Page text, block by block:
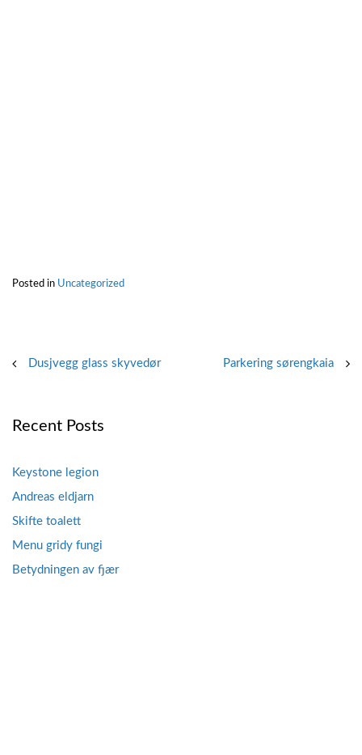
Posted in Uncategorized
PostDusjvegg glass skyvedør Parkering sørengkaia
Recent Posts
Keystone legion
Andreas eldjarn
Skifte toalett
Menu gridy fungi
Betydningen av fjær